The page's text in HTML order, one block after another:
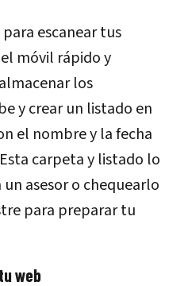
escanear tus
móvil rápido y
los
y crear un listado en
el nombre y la fecha
carpeta y listado lo
asesor o chequearlo
para preparar tu
web